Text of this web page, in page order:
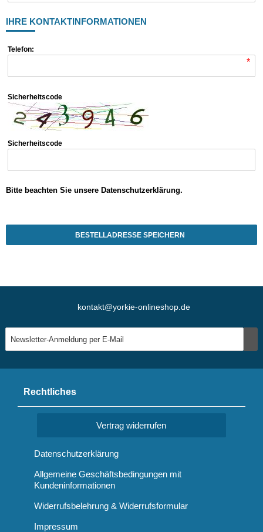
IHRE KONTAKTINFORMATIONEN
Telefon:
*
Sicherheitscode
Sicherheitscode
Bitte beachten Sie unsere Datenschutzerklärung.
BESTELLADRESSE SPEICHERN
kontakt@yorkie-onlineshop.de
Rechtliches
Vertrag widerrufen
Datenschutzerklärung
Allgemeine Geschäftsbedingungen mit
Kundeninformationen
Widerrufsbelehrung & Widerrufsformular
Impressum